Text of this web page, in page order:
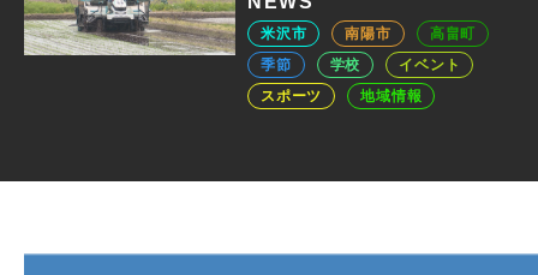
米沢市 南陽市
高畠町
季節
学校
イベント
スポーツ
地域情報